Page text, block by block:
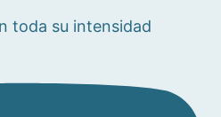
toda su intensidad